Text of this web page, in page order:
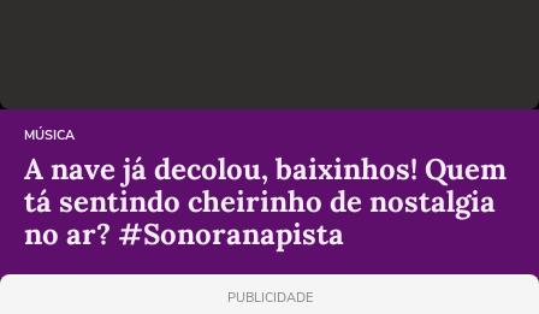
MÚSICA
A nave já decolou, baixinhos! Quem
tá sentindo cheirinho de nostalgia
no ar? #Sonoranapista
PUBLICIDADE